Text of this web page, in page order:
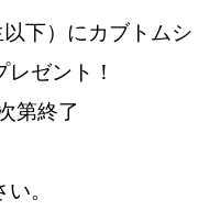
下）にカブトムシ
ゼント！
第終了
。